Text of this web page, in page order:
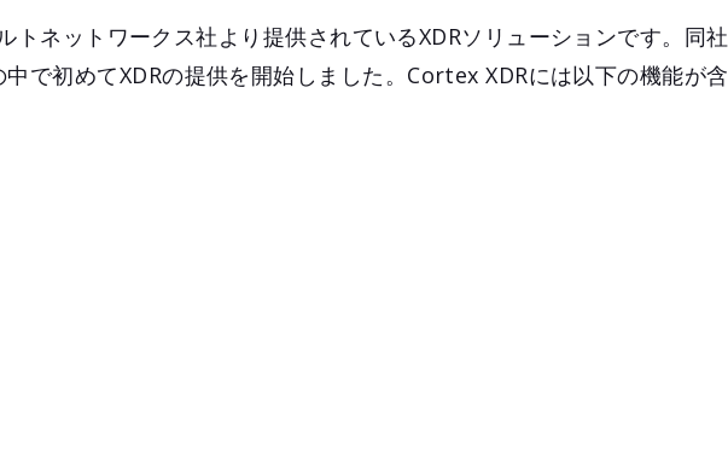
トネットワークス社より提供されているXDRソリューションです。同社
で初めてXDRの提供を開始しました。Cortex XDRには以下の機能が含